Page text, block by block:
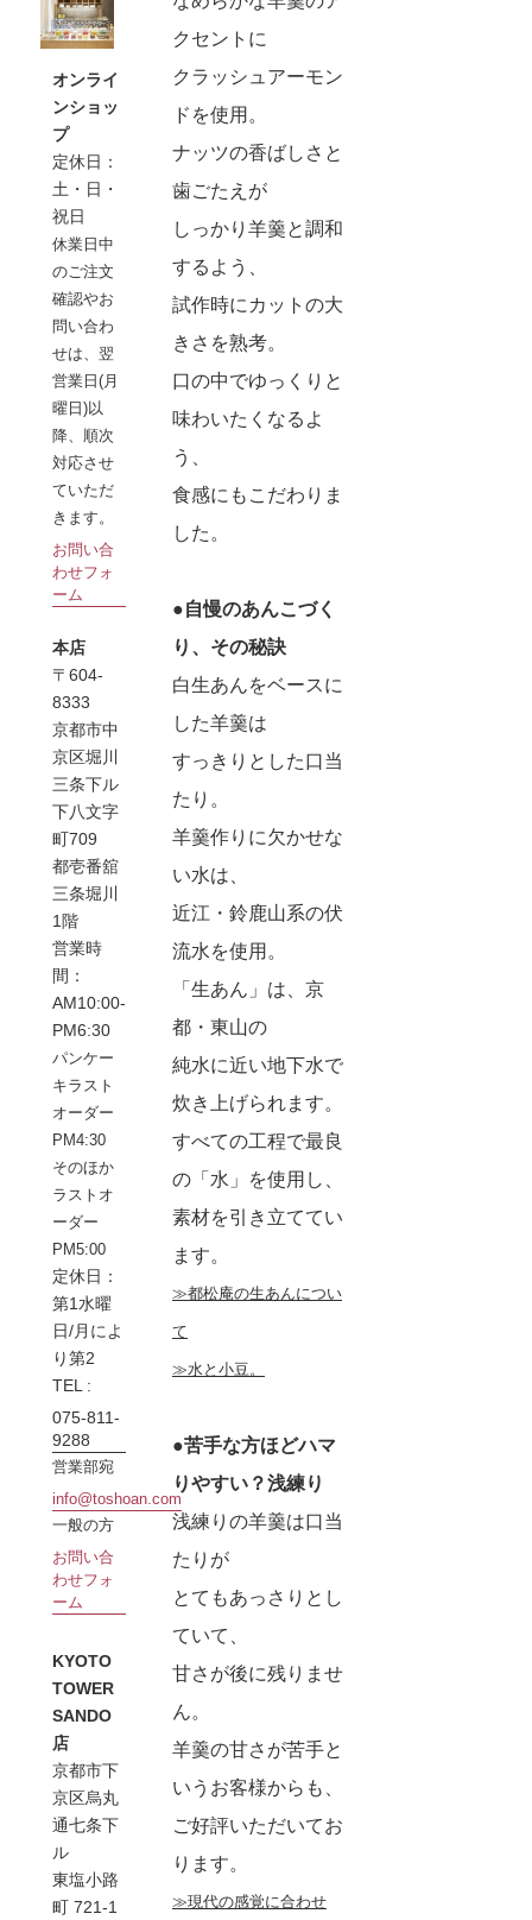
オンライ
ンショッ
プ
定休日：
土・日・
祝日
休業日中
のご注文
確認やお
問い合わ
せは、翌
営業日(月
曜日)以
降、順次
対応させ
ていただ
きます。
お問い合
わせフォ
ーム
本店
〒604-
8333
京都市中
京区堀川
三条下ル
下八文字
町709
都壱番舘
三条堀川
1階
営業時
間：
AM10:00-
PM6:30
パンケー
キラスト
オーダー
PM4:30
そのほか
ラストオ
ーダー
PM5:00
定休日：
第1水曜
日/月によ
り第2
TEL :
075-811-
9288
営業部宛
info@toshoan.com
一般の方
お問い合
わせフォ
ーム
KYOTO
TOWER
SANDO
店
京都市下
京区烏丸
通七条下
ル
東塩小路
町 721-1
クセントに
クラッシュアーモン
ドを使用。
ナッツの香ばしさと
歯ごたえが
しっかり羊羹と調和
するよう、
試作時にカットの大
きさを熟考。
口の中でゆっくりと
味わいたくなるよ
う、
食感にもこだわりま
した。
●自慢のあんこづく
り、その秘訣
白生あんをベースに
した羊羹は
すっきりとした口当
たり。
羊羹作りに欠かせな
い水は、
近江・鈴鹿山系の伏
流水を使用。
「生あん」は、京
都・東山の
純水に近い地下水で
炊き上げられます。
すべての工程で最良
の「水」を使用し、
素材を引き立ててい
ます。
≫都松庵の生あんについ
て
≫水と小豆。
●苦手な方ほどハマ
りやすい？浅練り
浅練りの羊羹は口当
たりが
とてもあっさりとし
ていて、
甘さが後に残りませ
ん。
羊羹の甘さが苦手と
いうお客様からも、
ご好評いただいてお
ります。
≫現代の感覚に合わせ